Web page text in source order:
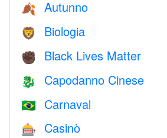
🍂 Autunno
🦁 Biologia
✊🏿 Black Lives Matter
🐉 Capodanno Cinese
🇧🇷 Carnaval
🎰 Casinò